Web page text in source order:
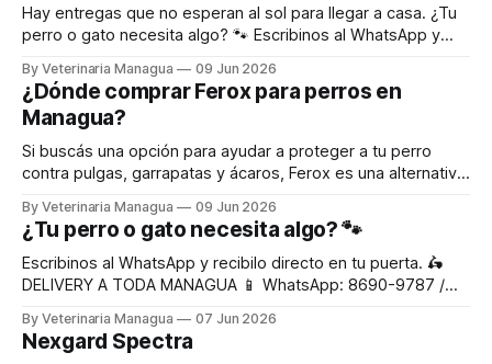
WhatsApp
Hay entregas que no esperan al sol para llegar a casa. ¿Tu
perro o gato necesita algo? 🐾 Escribinos al WhatsApp y
MANAGUA 🌐 www.VeterinariaManagua Pedir ahora por
WhatsApp
By Veterinaria Managua 09 Jun 2026
¿Dónde comprar Ferox para perros en
Managua?
Si buscás una opción para ayudar a proteger a tu perro
contra pulgas, garrapatas y ácaros, Ferox es una alternativa
indicado para el tratamiento, control y prevención de
infestaciones por parásitos externos en perros de todas las
razas. Una de sus principales
By Veterinaria Managua 09 Jun 2026
¿Tu perro o gato necesita algo? 🐾
Escribinos al WhatsApp y recibilo directo en tu puerta. 🛵
DELIVERY A TODA MANAGUA 📱 WhatsApp: 8690-9787 /
WhatsApp
By Veterinaria Managua 07 Jun 2026
Nexgard Spectra